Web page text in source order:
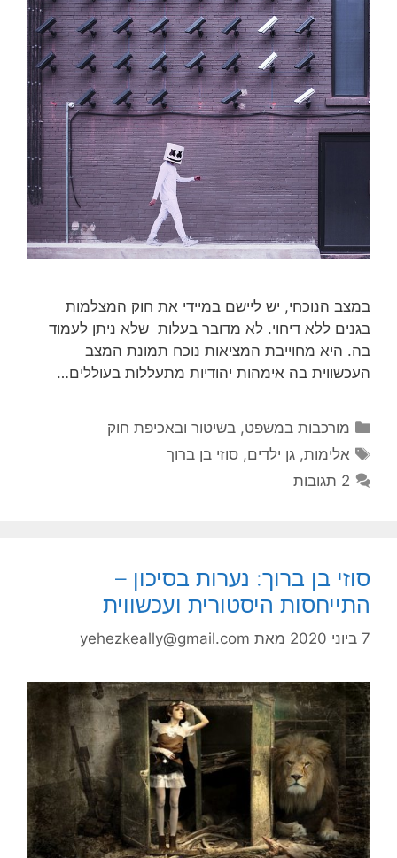
במצב הנוכחי, יש ליישם במיידי את חוק המצלמות
בגנים ללא דיחוי. לא מדובר בעלות שלא ניתן לעמוד
בה. היא מחוייבת המציאות נוכח תמונת המצב
העכשווית בה אימהות יהודיות מתעללות בעוללים…
קטגוריות
מורכבות במשפט, בשיטור ובאכיפת חוק
תגיות
אלימות,גן ילדים,סוזי בן ברוך
2 תגובות
סוזי בן ברוך: נערות בסיכון –
התייחסות היסטורית ועכשווית
7 ביוני 2020 מאת yehezkeally@gmail.com